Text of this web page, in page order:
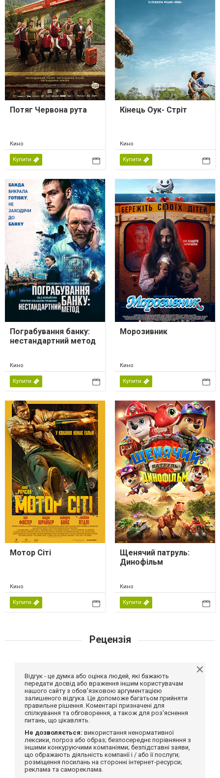
Потяг Червона рута
Кино
Купити
Кінець Оук- Стріт
Кино
Купити
Пограбування банку:
нестандартний метод
Кино
Купити
Морозивник
Кино
Купити
Мотор Сіті
Кино
Купити
Щенячий патруль:
Динофільм
Кино
Купити
Рецензія
Відгук - це думка або оцінка людей, які бажають
передати досвід або враження іншим користувачам
нашого сайту з обов'язковою аргументацією
залишеного відгука. Це допоможе багатьом прийняти
правильне рішення. Коментарі призначені для
спілкування та обговорення, а також для роз'яснення
питань, що цікавлять.
Не дозволяється: використання ненормативної
лексики, погроз або образ; безпосереднє порівняння з
іншими конкуруючими компаніями; безпідставні заяви,
що ображають діяльність компанії і / або її послуги;
розміщення посилань на сторонні інтернет-ресурси;
реклама та самореклама.